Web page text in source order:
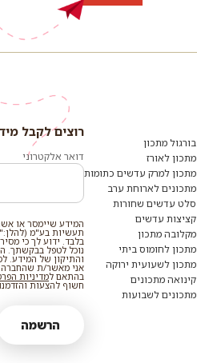
בורגול מתכון
מתכון לאורז
מתכון למרק עדשים כתומות
מתכונים לארוחת ערב
סלט עדשים שחורות
קציצות עדשים
מקלובה מתכון
מתכון לחומוס ביתי
מתכון לשעועית ירוקה
קינואה מתכונים
מתכונים לשבועות
רוצים לקבל
דואר אלקטרוני
המידע שיימסר או
תעשיות בע"מ
בלבד. ידוע לך כי
נוכל לטפל בבקשתך.
והתיקון של המידע.
אני מאשר/ת שהחברה
בהתאם למדיניות
חשוף להצעות
הרשמה